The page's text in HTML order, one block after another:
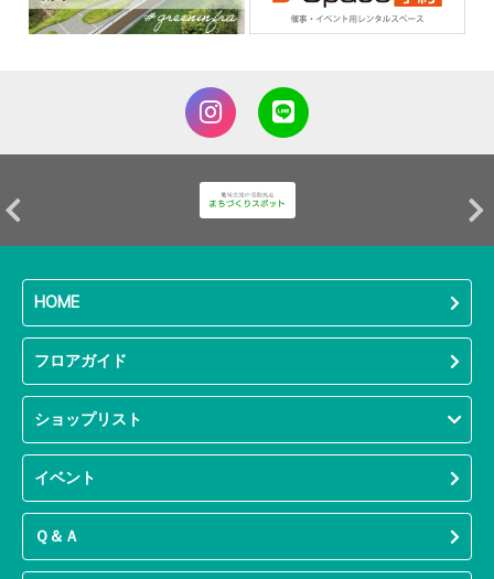
HOME
フロアガイド
ショップリスト
イベント
Ｑ＆Ａ